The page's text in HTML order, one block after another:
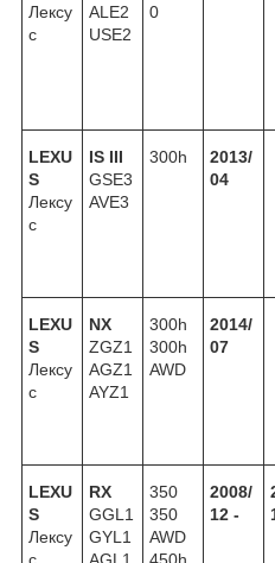
Лексу
с
ALE2
USE2
0
LEXU
S
Лексу
с
IS III
GSE3
AVE3
300h
2013/
04
LEXU
S
Лексу
с
NX
ZGZ1
AGZ1
AYZ1
300h
300h
AWD
2014/
07
LEXU
S
Лексу
с
RX
GGL1
GYL1
AGL1
350
350
AWD
450h
2008/
12 -